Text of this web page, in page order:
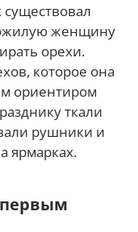
существовал
женщину
орехи.
которое она
ориентиром
ткали
рушники и
ярмарках.
первым